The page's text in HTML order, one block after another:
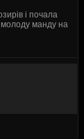
і почала
молоду манду на